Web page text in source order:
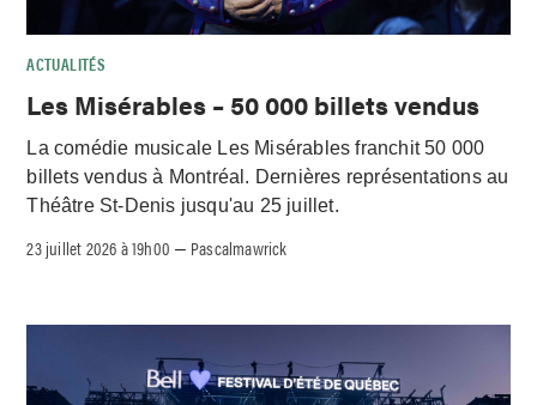
ACTUALITÉS
Les Misérables – 50 000 billets vendus
La comédie musicale Les Misérables franchit 50 000
billets vendus à Montréal. Dernières représentations au
Théâtre St-Denis jusqu'au 25 juillet.
23 juillet 2026 à 19h00 – Pascalmawrick